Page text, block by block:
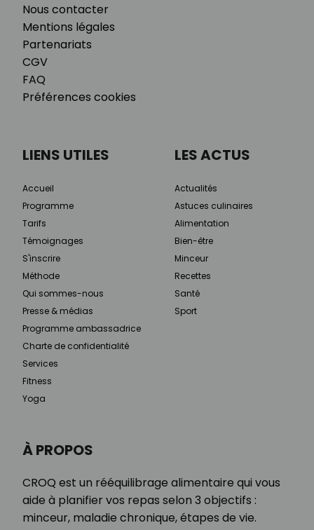
Nous contacter
Mentions légales
Partenariats
CGV
FAQ
Préférences cookies
À PROPOS
CROQ est un rééquilibrage alimentaire qui vous
aide à planifier vos repas selon 3 objectifs :
minceur, maladie chronique, étapes de vie.
LIENS UTILES
Accueil
Programme
Tarifs
Témoignages
S'inscrire
Méthode
Qui sommes-nous
Presse & médias
Programme ambassadrice
Charte de confidentialité
Services
Fitness
Yoga
LES ACTUS
Actualités
Astuces culinaires
Alimentation
Bien-être
Minceur
Recettes
Santé
Sport